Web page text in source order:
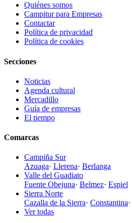
Quiénes somos
Campitur para Empresas
Contactar
Política de privacidad
Política de cookies
Secciones
Noticias
Agenda cultural
Mercadillo
Guía de empresas
El tiempo
Comarcas
Campiña Sur
Azuaga· Llerena· Berlanga
Valle del Guadiato
Fuente Obejuna· Belmez· Espiel
Sierra Norte
Cazalla de la Sierra· Constantina·
Ver todas